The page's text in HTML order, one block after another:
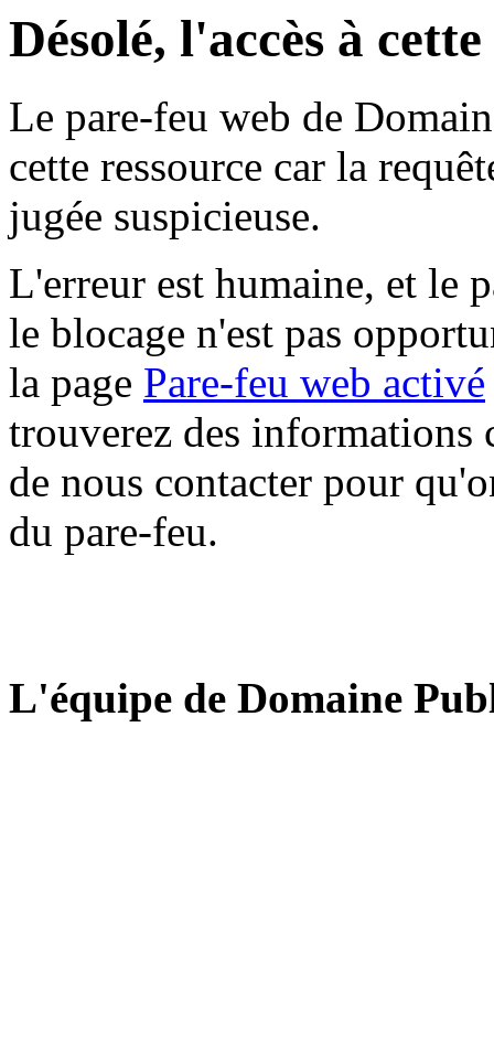
Désolé, l'accès à
Le pare-feu web de
cette ressource car la
jugée suspicieuse.
L'erreur est humaine, et le
le blocage n'est pas
la page Pare-feu web activé
trouverez des informations
de nous contacter pour
du pare-feu.
L'équipe de Domaine